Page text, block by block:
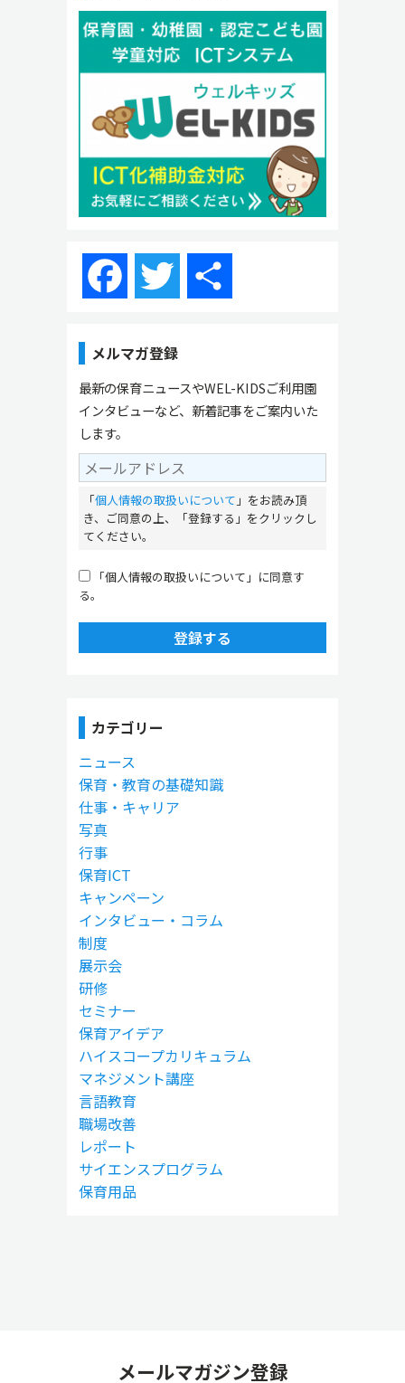
FacebookTwitter
メルマガ登録
最新の保育ニュースやWEL-KIDSご利用園
インタビューなど、新着記事をご案内いた
します。
「個人情報の取扱いについて 」をお読み頂
き、ご同意の上、「登録する」をクリックし
てください。
「個人情報の取扱いについて」に同意す
る。
登録する
カテゴリー
ニュース
保育・教育の基礎知識
仕事・キャリア
写真
行事
保育ICT
キャンペーン
インタビュー・コラム
制度
展示会
研修
セミナー
保育アイデア
ハイスコープカリキュラム
マネジメント講座
言語教育
職場改善
レポート
サイエンスプログラム
保育用品
メールマガジン登録